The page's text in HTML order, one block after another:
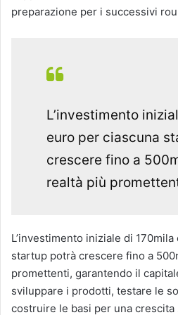
preparazione per i successivi
L’investimento
euro per ciascuna
crescere fino a
realtà più
L’investimento iniziale di
startup potrà crescere fino a
promettenti, garantendo il
sviluppare i prodotti, testare le
costruire le basi per una crescita